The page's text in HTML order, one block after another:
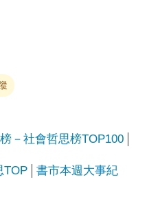
－社會哲思榜TOP100
TOP 書市本週大事紀